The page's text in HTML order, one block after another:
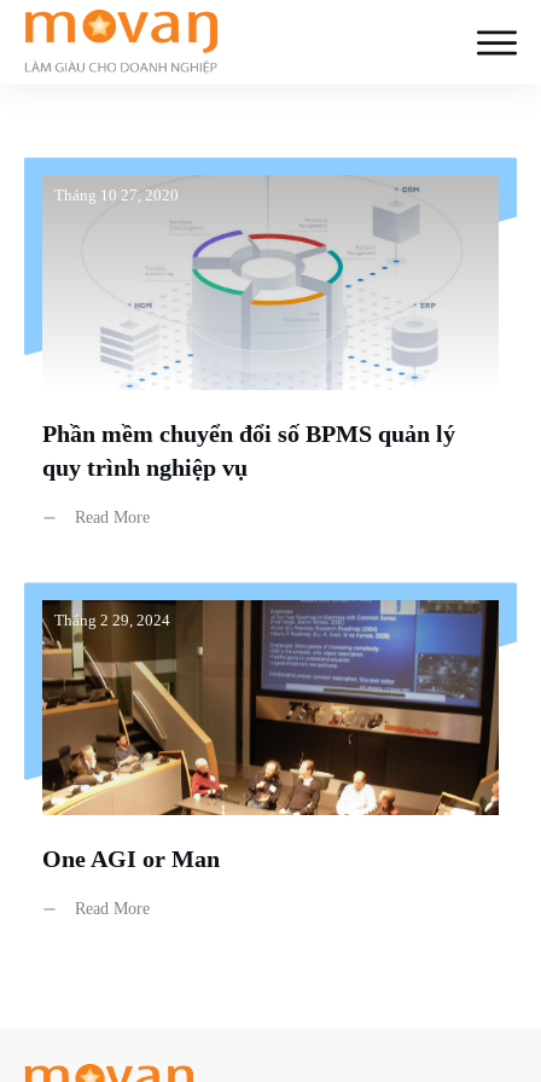
Tháng 10 27, 2020
Phần mềm chuyển đổi số BPMS quản lý
quy trình nghiệp vụ
Read More
Tháng 2 29, 2024
One AGI or Man
Read More